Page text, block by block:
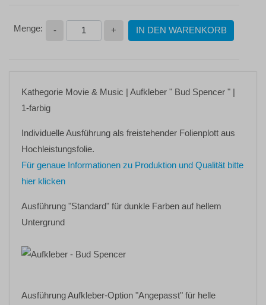
- + IN DEN WARENKORB
Kathegorie Movie & Music | Aufkleber " Bud Spencer " |
1-farbig
Individuelle Ausführung als freistehender Folienplott aus
Hochleistungsfolie.
Für genaue Informationen zu Produktion und Qualität bitte
hier klicken
Ausführung "Standard" für dunkle Farben auf hellem
Untergrund
Ausführung Aufkleber-Option "Angepasst" für helle